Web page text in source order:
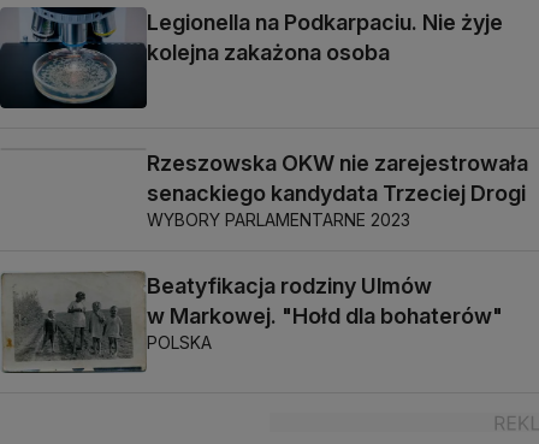
Legionella na Podkarpaciu. Nie żyje
kolejna zakażona osoba
Rzeszowska OKW nie zarejestrowała
senackiego kandydata Trzeciej Drogi
WYBORY PARLAMENTARNE 2023
Beatyfikacja rodziny Ulmów
w Markowej. "Hołd dla bohaterów"
POLSKA